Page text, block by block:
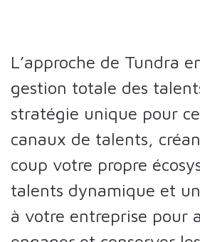
L’approche de Tundra
gestion totale des
stratégie unique pour
canaux de talents,
coup votre propre
talents dynamique et
à votre entreprise pour